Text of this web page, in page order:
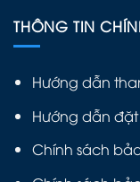
THÔNG TIN
Hướng dẫn
Hướng dẫn
Chính sách